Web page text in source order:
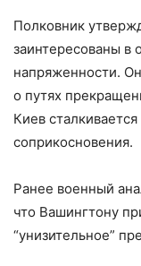
Полковник
заинтересованы в
напряженности.
о путях
Киев
соприкосновения.
Ранее военный
что Вашингтону
“унизительное”